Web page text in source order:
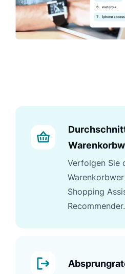
Verfolgen Sie
Shopping
Recommender.